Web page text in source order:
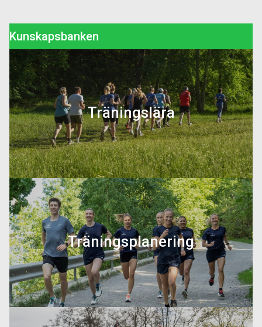
Kunskapsbanken
Träningslära
Vad händer egentligen i kroppen när
man tränar och vad är det som påverkar
att man blir bättre? På den här sidan får
du lära dig allt om hur kroppen påverkas
av träning.
Träningsplanering
På den här sidan får du lära dig hur du
kan optimera din träning och hur man
lägger upp sin träning i olika
träningsperioder.